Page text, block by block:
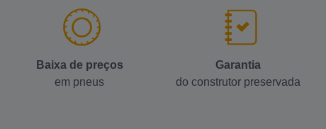
Baixa de preços
em pneus
Garantia
do construtor preservada